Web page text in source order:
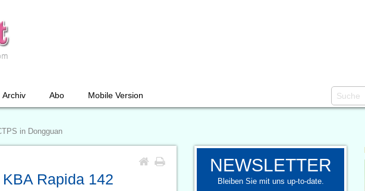
Archiv Abo Mobile Version
in Dongguan
Rapida 142
NEWSLETTER
Bleiben Sie mit uns up-to-date.